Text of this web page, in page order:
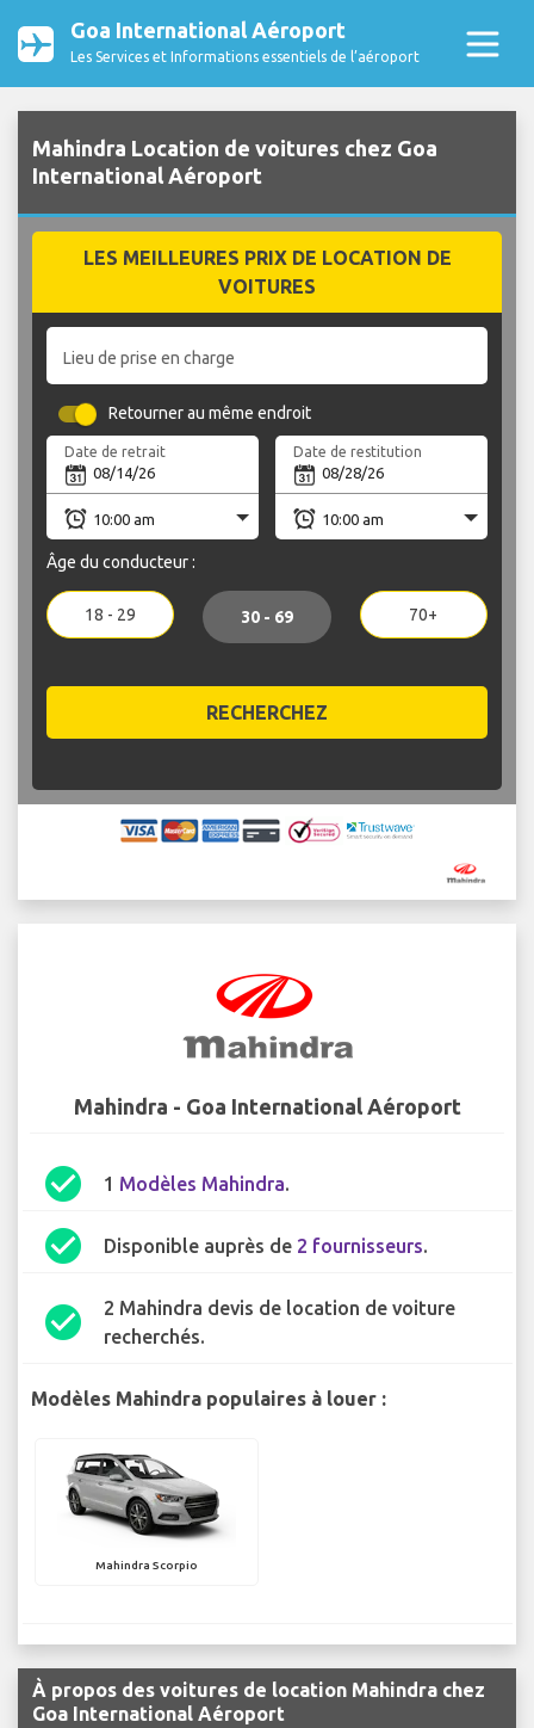
Goa International Aéroport
Les Services et Informations essentiels de l’aéroport
Mahindra Location de voitures chez Goa
International Aéroport
LES MEILLEURES PRIX DE LOCATION DE
VOITURES
Lieu de prise en charge
Retourner au même endroit
Date de retrait Date de restitution
Âge du conducteur :
18 - 29 30 - 69 70+
RECHERCHEZ
Mahindra - Goa International Aéroport
check_circle 1 Modèles Mahindra.
check_circle Disponible auprès de 2 fournisseurs.
check_circle
2 Mahindra devis de location de voiture
recherchés.
Modèles Mahindra populaires à louer :
Mahindra Scorpio
À propos des voitures de location Mahindra chez
Goa International Aéroport